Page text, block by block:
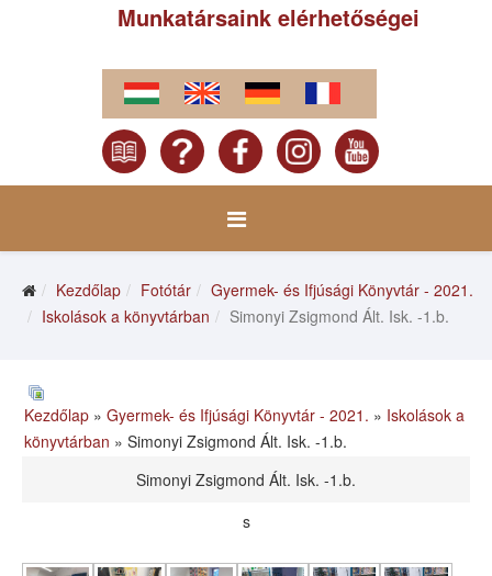
Munkatársaink elérhetőségei
Kezdőlap Fotótár
Gyermek- és Ifjúsági Könyvtár - 2021.
Iskolások a könyvtárban
Simonyi Zsigmond Ált. Isk. -1.b.
Kezdőlap » Gyermek- és Ifjúsági Könyvtár - 2021. » Iskolások a
könyvtárban » Simonyi Zsigmond Ált. Isk. -1.b.
Simonyi Zsigmond Ált. Isk. -1.b.
s